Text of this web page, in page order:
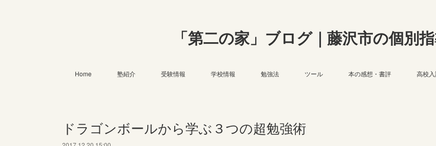
「第二の家」ブログ｜藤沢市の個別
Home 塾紹介 受験情報 学校情報 勉強法 ツール 本の感想・書評 高校
ドラゴンボールから学ぶ３つの超勉強術